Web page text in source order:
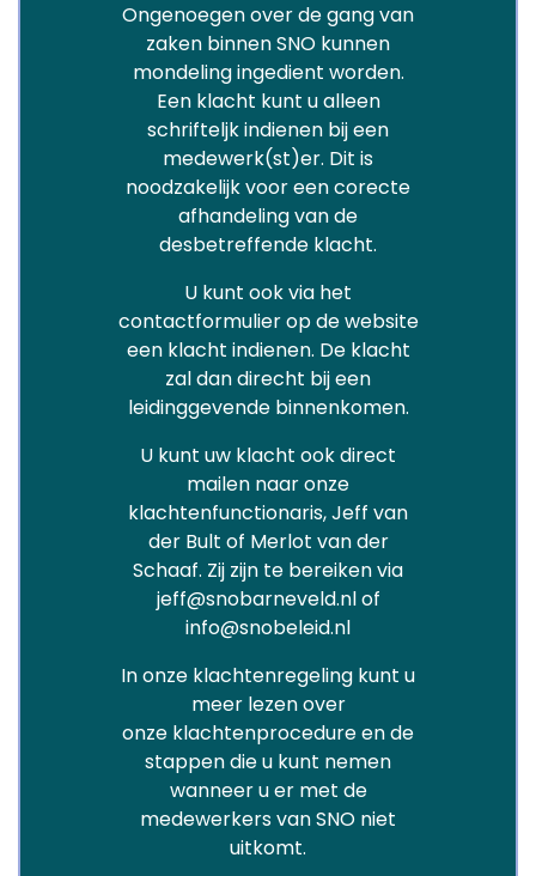
Ongenoegen over de gang van
zaken binnen SNO kunnen
mondeling ingedient worden.
Een klacht kunt u alleen
schrifteljk indienen bij een
medewerk(st)er. Dit is
noodzakelijk voor een corecte
afhandeling van de
desbetreffende klacht.
U kunt ook via het
contactformulier op de website
een klacht indienen. De klacht
zal dan direcht bij een
leidinggevende binnenkomen.
U kunt uw klacht ook direct
mailen naar onze
klachtenfunctionaris, Jeff van
der Bult of Merlot van der
Schaaf. Zij zijn te bereiken via
jeff@snobarneveld.nl of
info@snobeleid.nl
In onze klachtenregeling kunt u
meer lezen over
onze klachtenprocedure en de
stappen die u kunt nemen
wanneer u er met de
medewerkers van SNO niet
uitkomt.